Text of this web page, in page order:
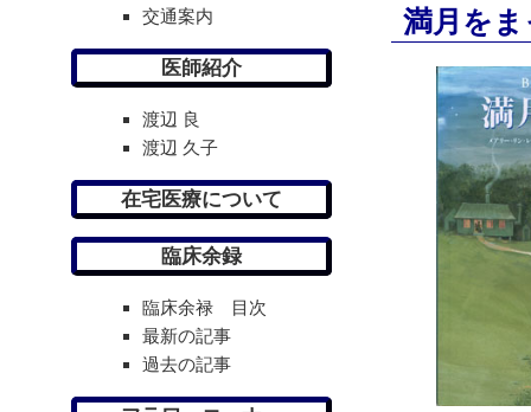
交通案内
医師紹介
渡辺 良
渡辺 久子
在宅医療について
臨床余録
臨床余禄 目次
最新の記事
過去の記事
満月を